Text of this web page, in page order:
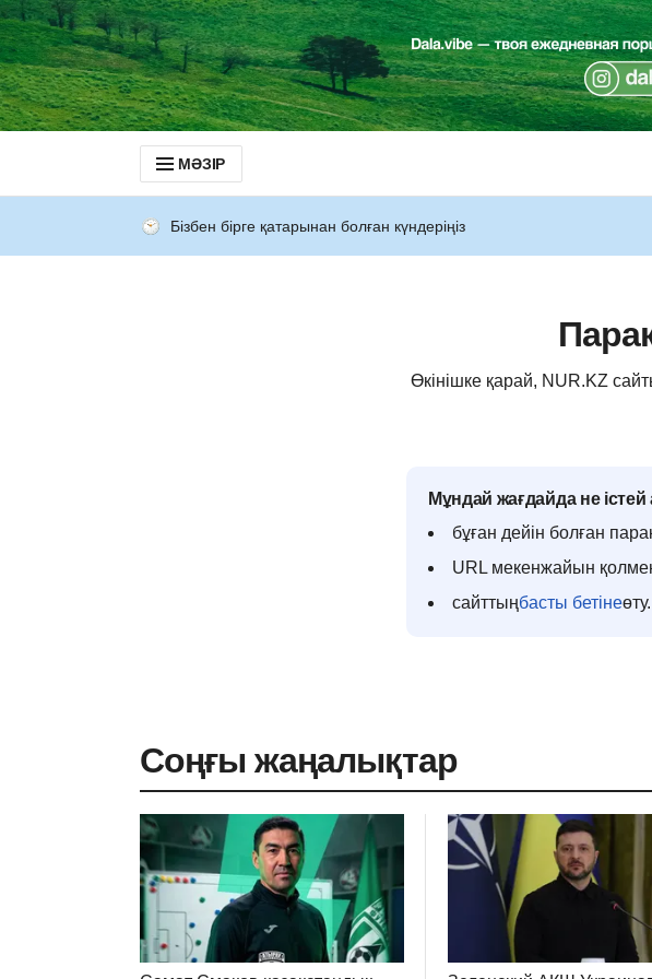
МӘЗІР
Бізбен бірге қатарынан болған күндеріңіз
Өкінішке қарай, NUR.KZ
Мұндай жағдайда не
бұған дейін болған
URL мекенжайын
сайттыңбасты бетінеөту.
Соңғы жаңалықтар